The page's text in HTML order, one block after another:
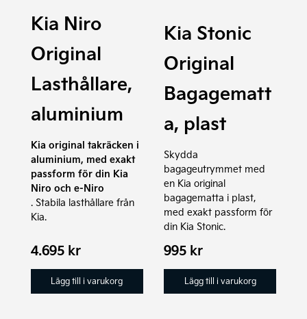
Kia Niro
Original
Lasthållare,
aluminium
Kia original takräcken i
aluminium, med exakt
passform för din Kia
Niro och e-Niro
. Stabila lasthållare från
Kia.
4.695 kr
Lägg till i varukorg
Kia Stonic
Original
Bagagematt
a, plast
Skydda
bagageutrymmet med
en Kia original
bagagematta i plast,
med exakt passform för
din Kia Stonic.
995 kr
Lägg till i varukorg